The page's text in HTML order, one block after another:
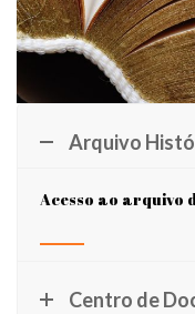
Arquivo
Acesso ao arquivo
Centro de